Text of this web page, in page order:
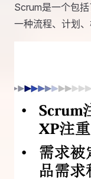
Scrum是一个包
一种流程、计划